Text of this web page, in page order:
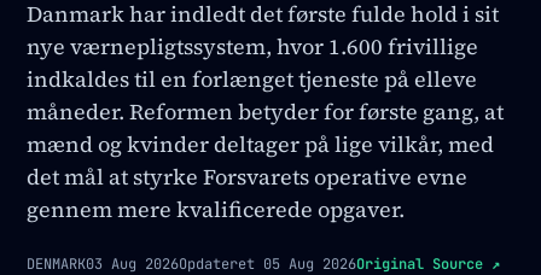
Danmark har indledt det første fulde hold i sit
nye værnepligtssystem, hvor 1.600 frivillige
indkaldes til en forlænget tjeneste på elleve
måneder. Reformen betyder for første gang, at
mænd og kvinder deltager på lige vilkår, med
det mål at styrke Forsvarets operative evne
gennem mere kvalificerede opgaver.
DENMARK03 Aug 2026Opdateret 05 Aug 2026Original Source ↗